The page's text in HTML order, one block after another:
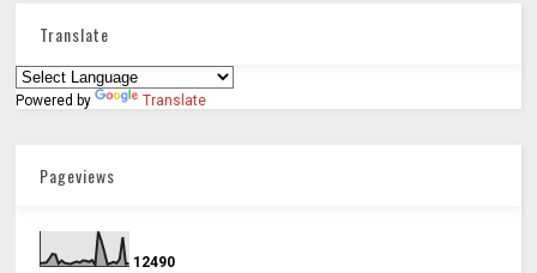
Translate
Powered by Translate
Pageviews
1 2490